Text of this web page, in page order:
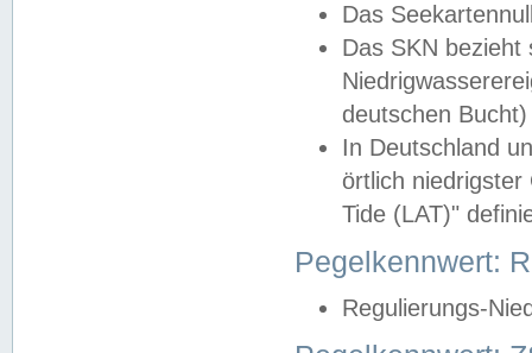
Das
Das SKN
deutschen
In Deutschland
örtlich
Tide (LAT)"
Pegelkennwert:
Regulierungs-